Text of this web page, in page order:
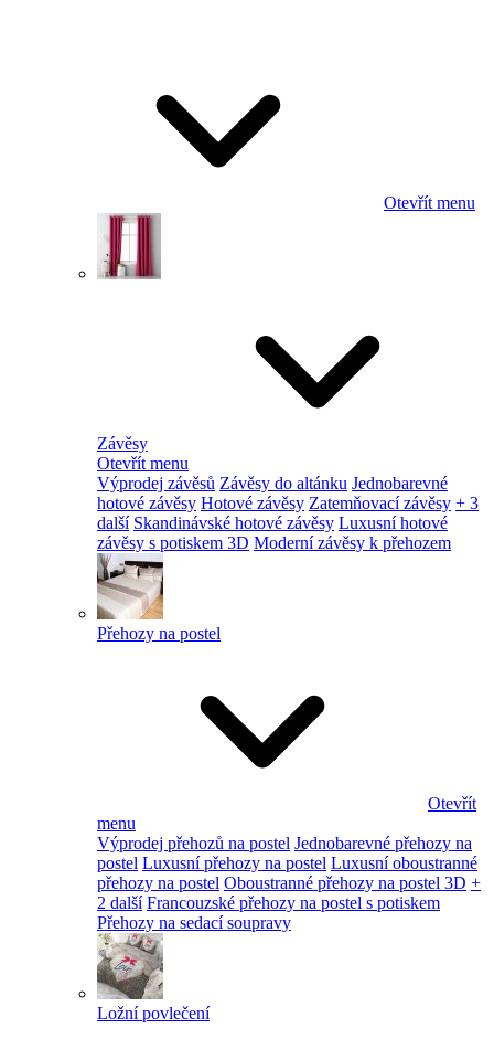
Otevřít menu
Závěsy
Otevřít menu
Výprodej závěsů Závěsy do altánku Jednobarevné
hotové závěsy Hotové závěsy Zatemňovací závěsy + 3
další Skandinávské hotové závěsy Luxusní hotové
závěsy s potiskem 3D Moderní závěsy k přehozem
Přehozy na postel
Otevřít
menu
Výprodej přehozů na postel Jednobarevné přehozy na
postel Luxusní přehozy na postel Luxusní oboustranné
přehozy na postel Oboustranné přehozy na postel 3D +
2 další Francouzské přehozy na postel s potiskem
Přehozy na sedací soupravy
Ložní povlečení